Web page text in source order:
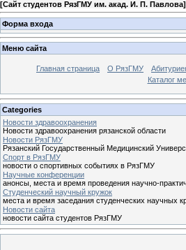
[Сайт студентов РязГМУ им. акад. И. П. Павлова]
Форма входа
Меню сайта
Главная страница О РязГМУ
Каталог
Categories
Новости здравоохранения
Новости здравоохранения рязанской области
Новости РязГМУ
Рязанский Государственный Медицинский
Спорт в РязГМУ
новости о спортивных событиях в РязГМУ
Научные конференции
анонсы, места и время проведения научно-
Cтуденческий научный кружок
места и время заседания студенческих научных
Новости сайта
новости сайта студентов РязГМУ